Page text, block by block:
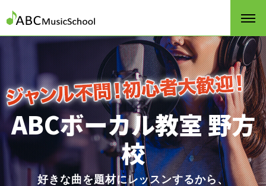
ABCボーカル教室 野方
校
好きな曲を題材にレッスンするから、